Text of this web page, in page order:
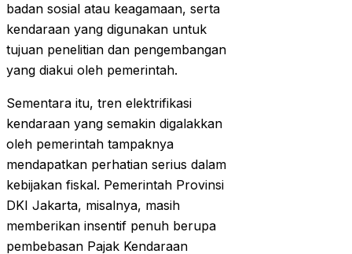
badan sosial atau keagamaan, serta
kendaraan yang digunakan untuk
tujuan penelitian dan pengembangan
yang diakui oleh pemerintah.
Sementara itu, tren elektrifikasi
kendaraan yang semakin digalakkan
oleh pemerintah tampaknya
mendapatkan perhatian serius dalam
kebijakan fiskal. Pemerintah Provinsi
DKI Jakarta, misalnya, masih
memberikan insentif penuh berupa
pembebasan Pajak Kendaraan